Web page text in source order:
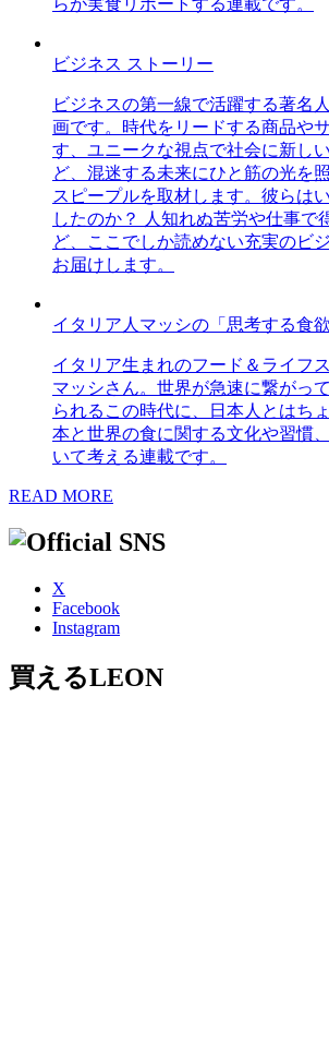
らが実食リポートする連載です。
ビジネス ストーリー
ビジネスの第一線で活躍する著名
画です。時代をリードする商品や
す、ユニークな視点で社会に新し
ど、混迷する未来にひと筋の光を
スピープルを取材します。彼らは
したのか？ 人知れぬ苦労や仕事で
ど、ここでしか読めない充実のビ
お届けします。
イタリア人マッシの「思考する食欲
イタリア生まれのフード＆ライフ
マッシさん。世界が急速に繋がっ
られるこの時代に、日本人とはち
本と世界の食に関する文化や習慣
いて考える連載です。
READ MORE
X
Facebook
Instagram
買えるLEON